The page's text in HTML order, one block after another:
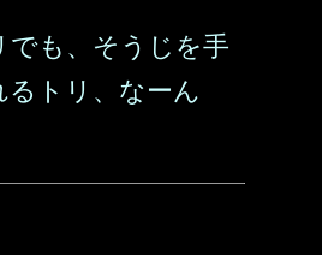
でも、そうじを手
るトリ、なーん